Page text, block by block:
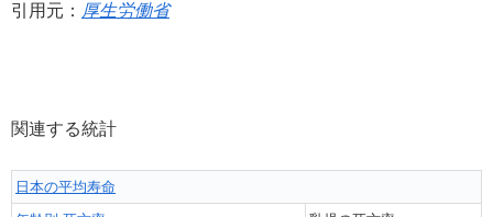
引用元： 厚生労働省
関連する統計
日本の平均寿命